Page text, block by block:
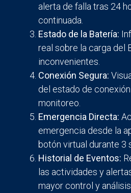
alerta de falla tras 24
continuada.
Estado de la Batería:
real sobre la carga del
inconvenientes.
Conexión Segura:
del estado de
monitoreo.
Emergencia Directa:
emergencia desde la
botón virtual durante 3
Historial de Eventos:
las actividades y
mayor control y análisis.